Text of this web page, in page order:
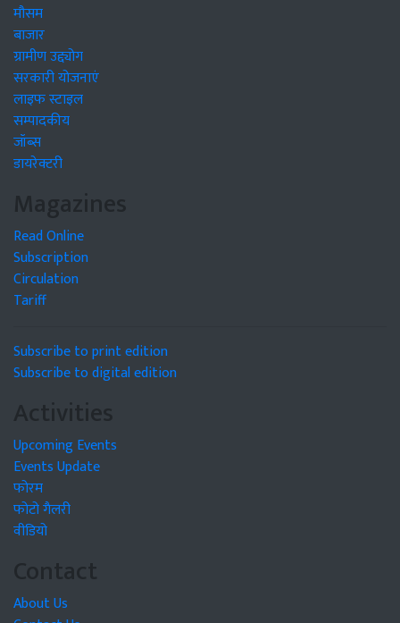
मौसम
बाजार
ग्रामीण उद्द्योग
सरकारी योजनाएं
लाइफ स्टाइल
सम्पादकीय
जॉब्स
डायरेक्टरी
Magazines
Read Online
Subscription
Circulation
Tariff
Subscribe to print edition
Subscribe to digital edition
Activities
Upcoming Events
Events Update
फोरम
फोटो गैलरी
वीडियो
Contact
About Us